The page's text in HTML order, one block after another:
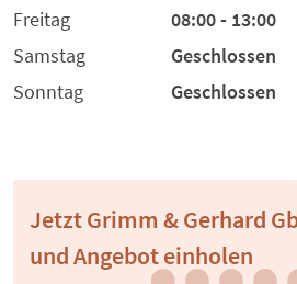
Freitag
08:00 - 13:00
Samstag
Geschlossen
Sonntag
Geschlossen
Jetzt Grimm & Gerhard
und Angebot einholen